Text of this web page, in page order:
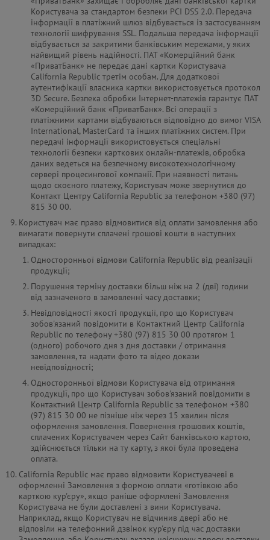
Користувача за стандартом безпеки PCI DSS 2.0. Передача
інформації в платіжний шлюз відбувається із застосуванням
технології шифрування SSL. Подальша передача інформації
відбувається за закритими банківським мережами, у яких
найвищий рівень надійності. ПАТ «Комерційний банк
«ПриватБанк» не передає дані картки Користувача
California Republic третім особам. Для додаткової
аутентифікації власника картки використовується протокол
3D Secure. Безпека обробки Інтернет-платежів гарантує ПАТ
«Комерційний банк «ПриватБанк». Всі операції з
платіжними картами відбуваються відповідно до вимог VISA
International, MasterCard та інших платіжних систем. При
передачі інформації використовується спеціальні
технології безпеки карткових онлайн-платежів, обробка
даних ведеться на безпечному високотехнологічному
сервері процесингової компанії. При наявності питань
щодо скоєного платежу, Користувач може звернутися до
Контакт Центру California Republic за телефоном +380 (97)
815 30 00.
Користувач має право відмовитися від оплати замовлення або
вимагати повернути сплачені грошові кошти в наступних
випадках:
Односторонньої відмови California Republic від реалізації
продукції;
Порушення терміну доставки більш ніж на 2 (дві) години
від зазначеного в замовленні часу доставки;
Невідповідності якості продукції, про що Користувач
зобов'язаний повідомити в Контактний Центр California
Republic по телефону +380 (97) 815 30 00 протягом 1
(одного) робочого дня з дня доставки / отримання
замовлення, та надати фото та відео докази
невідповідності;
Односторонньої відмови Користувача від отримання
продукції, про що Користувач зобов'язаний повідомити в
Контактний Центр California Republic за телефоном +380
(97) 815 30 00 не пізніше ніж через 15 хвилин після
оформлення замовлення. Повернення грошових коштів,
сплачених Користувачем через Сайт банківською картою,
здійснюється тільки на ту карту, з якої була проведена
оплата.
California Republic має право відмовити Користувачеві в
оформленні Замовлення з формою оплати «готівкою або
карткою кур'єру», якщо раніше оформлені Замовлення
Користувача не були доставлені з вини Користувача.
Наприклад, якщо Користувач не відчинив двері або не
відповіли на телефонний дзвінок кур'єру під час доставки